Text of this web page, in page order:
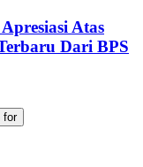
Atas
Dari BPS
for